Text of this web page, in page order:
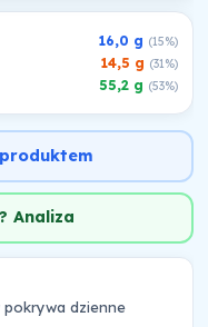
16,0 g (15%)
14,5 g (31%)
55,2 g (53%)
Analiza
dzienne